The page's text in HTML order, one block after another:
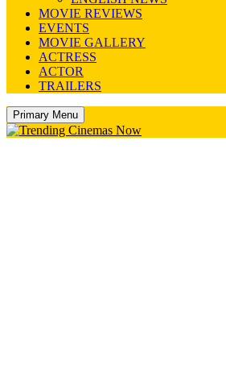
MOVIE REVIEWS
EVENTS
MOVIE GALLERY
ACTRESS
ACTOR
TRAILERS
Primary Menu